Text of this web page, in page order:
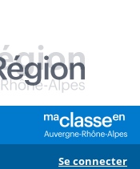
Se connecter